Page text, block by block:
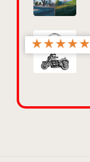
★★★★★